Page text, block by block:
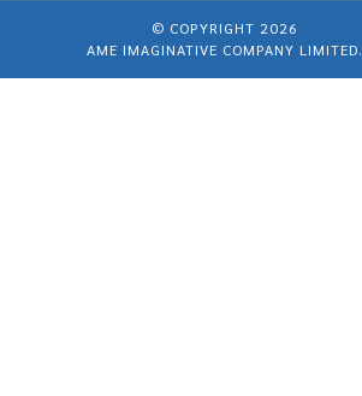
© COPYRIGHT 2026
AME IMAGINATIVE COMPANY LIMITED.